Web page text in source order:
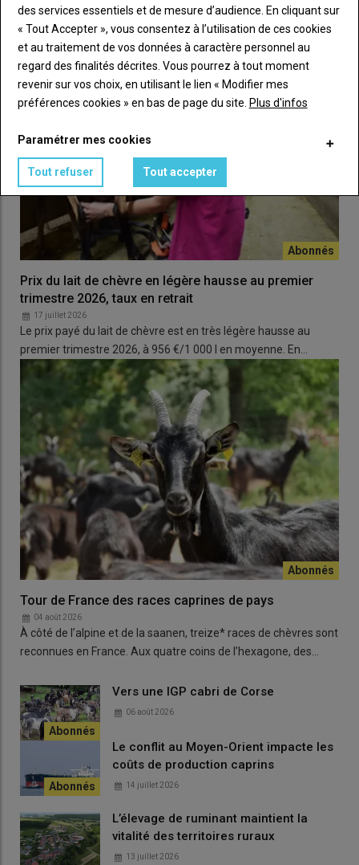
Gérard Chabauty appelle également les producteurs à
davantagedéfendre leur produit : « Le chevreaumérite d’être
mieux connu et davantage consommé. Mais si les éleveurs eux-
mêmes n’y croient pas ou ne le mettent pas en avant, ce sera
compliqué de le valoriser.»
Lire aussi :Dans toute la France, des actions
collectives pour valoriser les chevreaux
Prix du lait de chèvre en légère hausse au premier
trimestre 2026, taux en retrait
17 juillet 2026
Le prix payé du lait de chèvre est en très légère hausse au
premier trimestre 2026, à 956 €/1 000 l en moyenne. En…
Tour de France des races caprines de pays
04 août 2026
À côté de l’alpine et de la saanen, treize* races de chèvres sont
reconnues en France. Aux quatre coins de l’hexagone, des…
Vers une IGP cabri de Corse
06 août 2026
Le conflit au Moyen-Orient impacte les
coûts de production caprins
14 juillet 2026
L’élevage de ruminant maintient la
vitalité des territoires ruraux
13 juillet 2026
des services essentiels et de mesure d’audience. En cliquant sur
« Tout Accepter », vous consentez à l’utilisation de ces cookies
et au traitement de vos données à caractère personnel au
regard des finalités décrites. Vous pourrez à tout moment
revenir sur vos choix, en utilisant le lien « Modifier mes
préférences cookies » en bas de page du site. Plus d'infos
Paramétrer mes cookies
Tout refuser Tout accepter